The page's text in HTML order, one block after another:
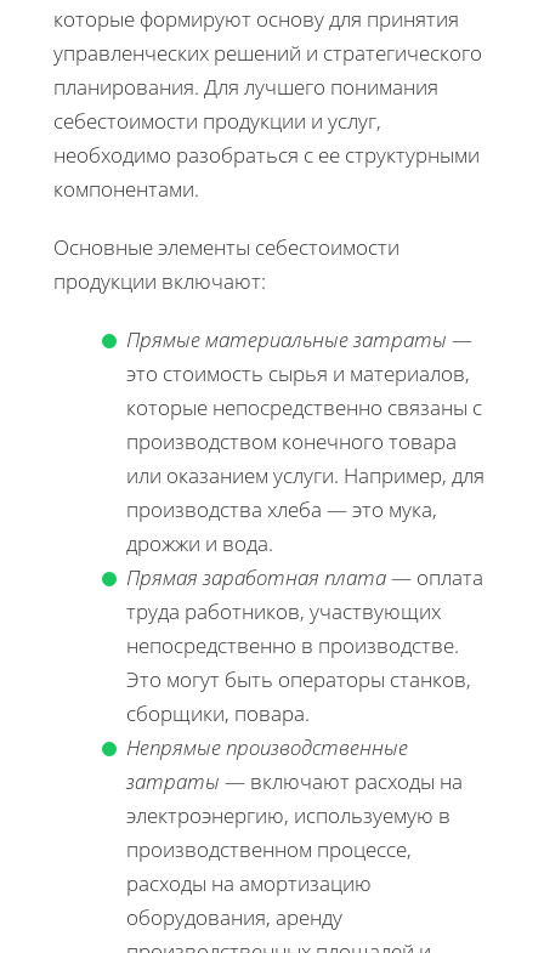
которые формируют основу для принятия
управленческих решений и стратегического
планирования. Для лучшего понимания
себестоимости продукции и услуг,
необходимо разобраться с ее структурными
компонентами.
Основные элементы себестоимости
продукции включают:
Прямые материальные затраты —
это стоимость сырья и материалов,
которые непосредственно связаны с
производством конечного товара
или оказанием услуги. Например, для
производства хлеба — это мука,
дрожжи и вода.
Прямая заработная плата— оплата
труда работников, участвующих
непосредственно в производстве.
Это могут быть операторы станков,
сборщики, повара.
Непрямые производственные
затраты — включают расходы на
электроэнергию, используемую в
производственном процессе,
расходы на амортизацию
оборудования, аренду